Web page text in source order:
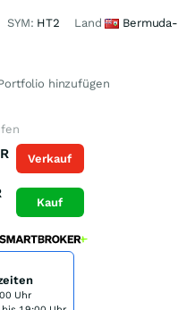
SYM: HT2 Land
hinzufügen
Verkauf
Kauf
Uhr